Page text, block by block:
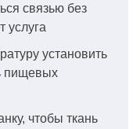
связью без
услуга
установить
пищевых
чтобы ткань